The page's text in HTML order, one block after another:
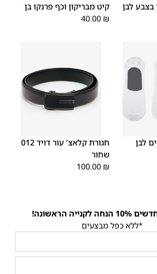
בצבע לבן
קיט מבריקון וכף פרנקו בן
40.00 ₪
לבן
חגורת קלאצ' עור דויד 012
שחור
100.00 ₪
הראשונה!
*ללא כפל מבצעים